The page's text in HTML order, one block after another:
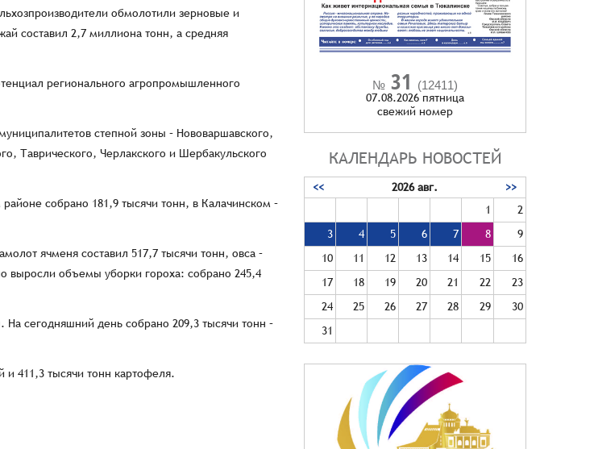
обмолотили зерновые и
составил 2,7 миллиона тонн, а средняя
регионального агропромышленного
степной зоны – Нововаршавского,
Таврического, Черлакского и Шербакульского
собрано 181,9 тысячи тонн, в Калачинском –
ячменя составил 517,7 тысячи тонн, овса –
выросли объемы уборки гороха: собрано 245,4
сегодняшний день собрано 209,3 тысячи тонн –
и 411,3 тысячи тонн картофеля.
№ 31 (12411)
07.08.2026 пятница
cвежий номер
КАЛЕНДАРЬ НОВОСТЕЙ
<< 2026 авг.
>>
1
2
3
4 5 6 7 8
9
10
11 12 13 14 15
16
17
18 19 20 21 22
23
24
25 26 27 28 29
30
31